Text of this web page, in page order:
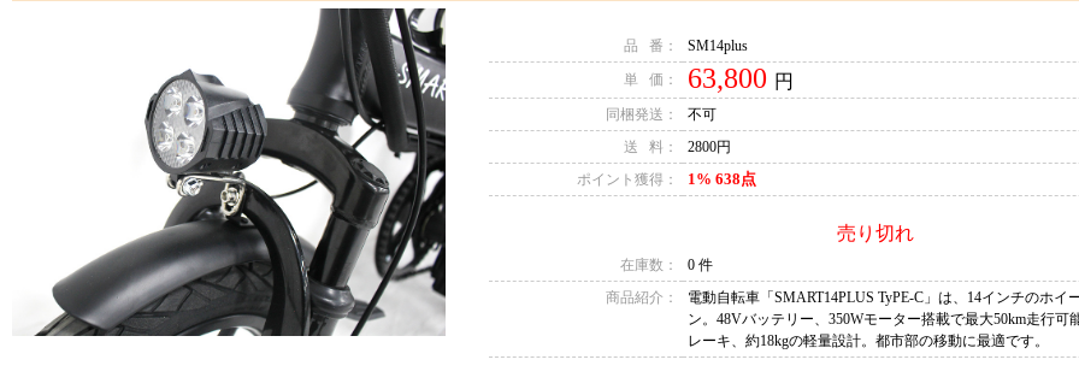
品 番：
SM14plus
単 価：
63,800 円
同梱発送：
不可
送 料：
2800円
ポイント獲得：
1% 638点
売り切れ
在庫数：
0 件
商品紹介：
電動自転車「SMART14PLUS TyPE-C」は、14インチのホイ
ン。48Vバッテリー、350Wモーター搭載で最大50km走行可
レーキ、約18kgの軽量設計。都市部の移動に最適です。